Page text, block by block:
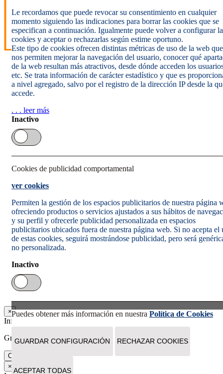
×
Información
Gracias. Tu suscripción se ha realizado correctamente.
Cerrar
×
Le recordamos que puede revocar su consentimiento en cualquier
momento siguiendo las indicaciones para borrar las cookies que se
especifican a continuación. Igualmente puede volver a configurar
cookies y aceptar o rechazarlas según estime oportuno.
Este tipo de cookies ofrecen distintas métricas de uso de la web que
nos permiten mejorar la navegación del usuario, conocer qué
de la web resultan más atractivos, desde dónde acceden los
etc. Se trata información de carácter estadístico y que es
a nivel agregado, salvo por el registro de la dirección IP desde la
accede.
. . . leer más
Inactivo
Cookies de publicidad comportamental
ver cookies
Permiten la gestión de los espacios publicitarios de nuestra página
ofreciendo productos o servicios ajustados a sus hábitos de
y su perfil y ofrecerle publicidad personalizada en espacios
publicitarios ubicados fuera de nuestra página web. Si no acepta el
de estas cookies, seguirá mostrándose publicidad, pero será
no personalizada.
Inactivo
Puedes obtener más información en nuestra Política de Cookies
GUARDAR CONFIGURACIÓN RECHAZAR COOKIES
ACEPTAR TODAS